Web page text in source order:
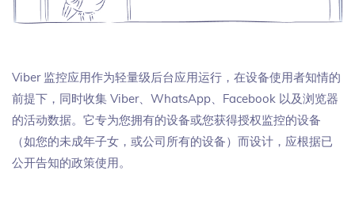
Viber 监控应用作为轻量级后台应用运行，在设备使用者知情的
前提下，同时收集 Viber、WhatsApp、Facebook 以及浏览器
的活动数据。它专为您拥有的设备或您获得授权监控的设备
（如您的未成年子女，或公司所有的设备）而设计，应根据已
公开告知的政策使用。